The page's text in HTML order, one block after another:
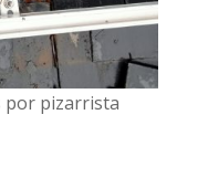
por pizarrista